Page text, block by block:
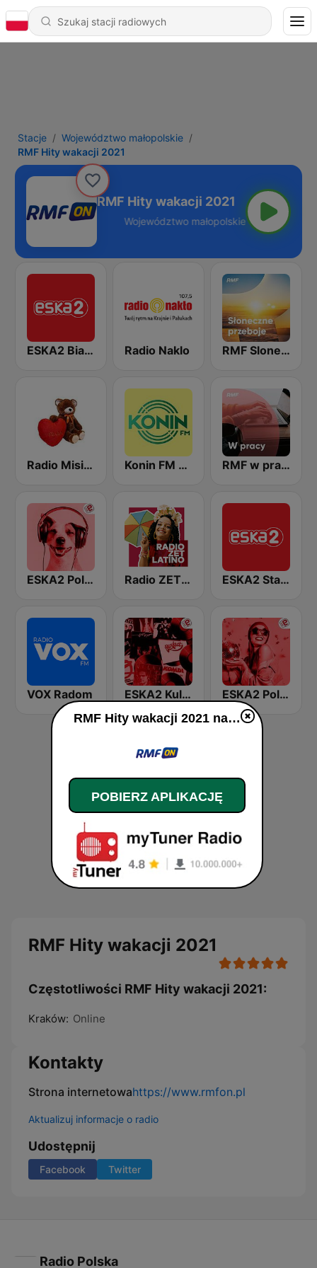
Stacje
Województwo małopolskie
RMF Hity wakacji 2021
RMF Hity wakacji 2021
- Online
ESKA2 Biała Podlaska Radio Naklo RMF Sloneczne Przeboje
Radio Misiek - muzyka biesiadna Konin FM 104.1 RMF w pracy
ESKA2 Polskie Na Czasie Radio ZET Latino ESKA2 Stalowa Wola
VOX Radom ESKA2 Kultowe Polskie ESKA2 Polska Impreza
RMF Hity wakacji 2021
Częstotliwości RMF Hity wakacji 2021:
Kraków: Online
Kontakty
Strona internetowahttps://www.rmfon.pl
Aktualizuj informacje o radio
Udostępnij
Facebook Twitter
Radio Polska
RMF Hity wakacji 2021 na żywo
POBIERZ APLIKACJĘ